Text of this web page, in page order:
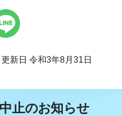
新日 令和3年8月31日
止のお知らせ